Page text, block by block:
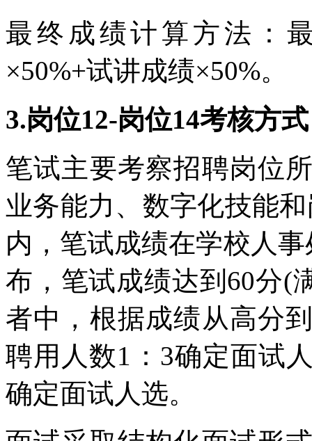
最终成绩计算方法：
×50%+试讲成绩×50%。
3.岗位12-岗位14考核方
笔试主要考察招聘岗位
业务能力、数字化技能
内，笔试成绩在学校人事
布，笔试成绩达到60分(
者中，根据成绩从高分
聘用人数1：3确定面试
确定面试人选。